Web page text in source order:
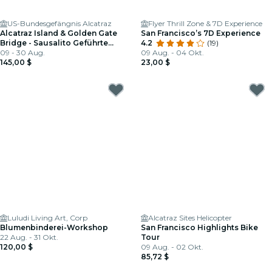
US-Bundesgefängnis Alcatraz
Alcatraz Island & Golden Gate
Bridge - Sausalito Geführte
Fahrrad-Tour
09 - 30 Aug.
145,00 $
Flyer Thrill Zone & 7D Experience
San Francisco’s 7D Experience
4.2
(19)
09 Aug. - 04 Okt.
23,00 $
Luludi Living Art, Corp
Blumenbinderei-Workshop
22 Aug. - 31 Okt.
120,00 $
Alcatraz Sites Helicopter
San Francisco Highlights Bike
Tour
09 Aug. - 02 Okt.
85,72 $